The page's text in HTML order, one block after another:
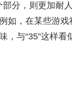
部分，则更加耐
如，在某些游戏
，与“35”这样